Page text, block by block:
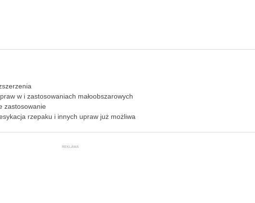
w i zastosowaniach małoobszarowych
zastosowanie
rzepaku i innych upraw już możliwa
REKLAMA